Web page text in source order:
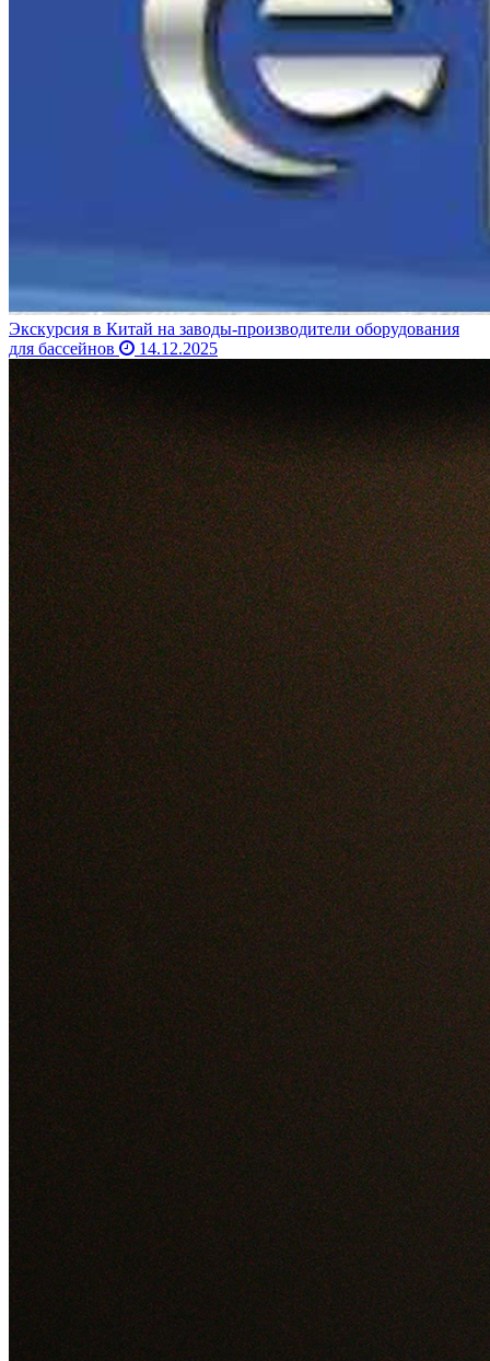
Экскурсия в Китай на заводы-производители оборудования
для бассейнов
14.12.2025